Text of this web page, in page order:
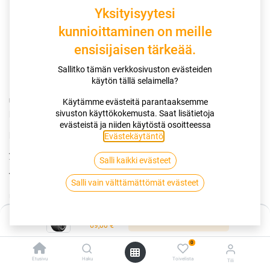
69,00€
Etusivu Haku
0
Toivelista Tili
UUSI BestDrive SUMMER 2by Continental tarjoaa alhaisemmat
polttoainekulut,
pidemmän käyttöiän ja entistä mukavamman ajon pienemmällä
ympäristövaikutuksella.
Taloudellisuus
Uudistettu renkaan profiili,joka vähentää kulutuspinnan
muodonmuutosta ja varmistaa kevyemmän, tehokkaamman
Yksityisyytesi
kunnioittaminen on meille
ensisijaisen tärkeää.
Sallitko tämän verkkosivuston evästeiden
käytön tällä selaimella?
Käytämme evästeitä parantaaksemme
sivuston käyttökokemusta. Saat lisätietoja
evästeistä ja niiden käytöstä osoitteessa
Evästekäytäntö
Salli kaikki evästeet
Salli vain välttämättömät evästeet